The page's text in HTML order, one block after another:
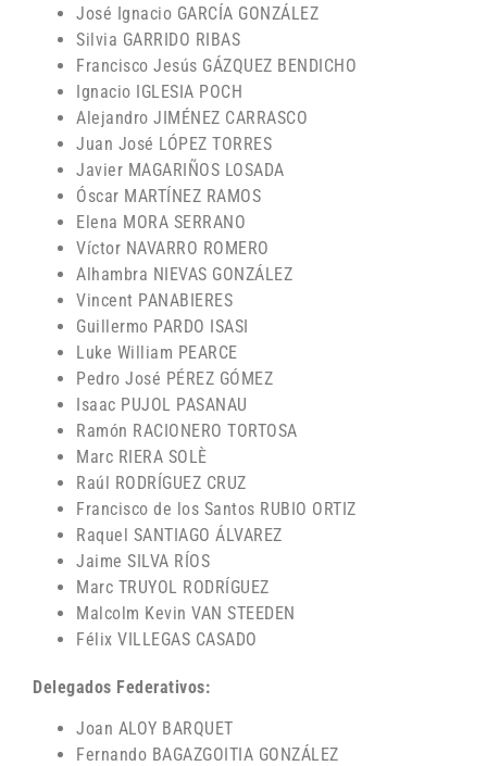
José Ignacio GARCÍA GONZÁLEZ
Silvia GARRIDO RIBAS
Francisco Jesús GÁZQUEZ BENDICHO
Ignacio IGLESIA POCH
Alejandro JIMÉNEZ CARRASCO
Juan José LÓPEZ TORRES
Javier MAGARIÑOS LOSADA
Óscar MARTÍNEZ RAMOS
Elena MORA SERRANO
Víctor NAVARRO ROMERO
Alhambra NIEVAS GONZÁLEZ
Vincent PANABIERES
Guillermo PARDO ISASI
Luke William PEARCE
Pedro José PÉREZ GÓMEZ
Isaac PUJOL PASANAU
Ramón RACIONERO TORTOSA
Marc RIERA SOLÈ
Raúl RODRÍGUEZ CRUZ
Francisco de los Santos RUBIO ORTIZ
Raquel SANTIAGO ÁLVAREZ
Jaime SILVA RÍOS
Marc TRUYOL RODRÍGUEZ
Malcolm Kevin VAN STEEDEN
Félix VILLEGAS CASADO
Delegados Federativos:
Joan ALOY BARQUET
Fernando BAGAZGOITIA GONZÁLEZ